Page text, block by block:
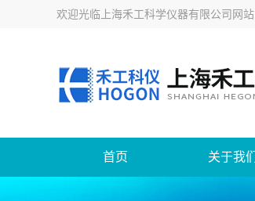
欢迎光临 上海禾工科学仪器有限公司网站
首页 关于我们